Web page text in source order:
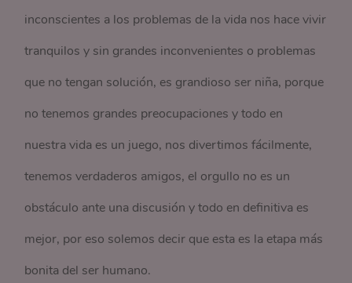
inconscientes a los problemas de la vida nos hace vivir
tranquilos y sin grandes inconvenientes o problemas
que no tengan solución, es grandioso ser niña, porque
no tenemos grandes preocupaciones y todo en
nuestra vida es un juego, nos divertimos fácilmente,
tenemos verdaderos amigos, el orgullo no es un
obstáculo ante una discusión y todo en definitiva es
mejor, por eso solemos decir que esta es la etapa más
bonita del ser humano.